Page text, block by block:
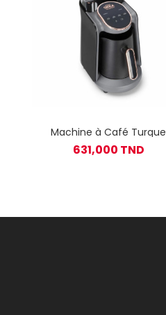
Machine à Café Turque
ARZUM 700W OK005 - Noir
631,000 TND